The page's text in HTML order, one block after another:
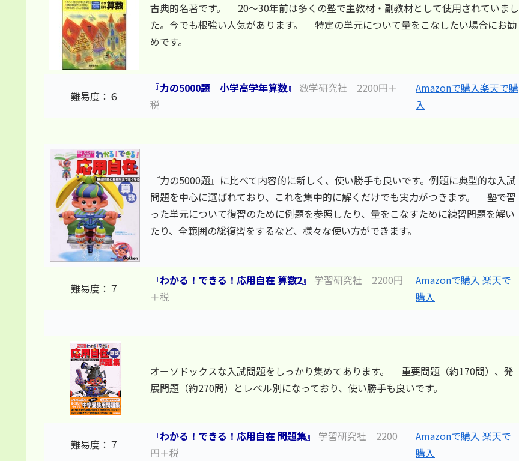
古典的名著です。 20～30年前は多くの塾で主教材・副教材として使用されていまし
た。今でも根強い人気があります。 特定の単元について量をこなしたい場合にお勧
めです。
難易度：６
『力の5000題 小学高学年算数』 数学研究社 2200円＋
税
Amazonで購入楽天で購
入
『力の5000題』に比べて内容的に新しく、使い勝手も良いです。例題に典型的な入試
問題を中心に選ばれており、これを集中的に解くだけでも実力がつきます。 塾で習
った単元について復習のために例題を参照したり、量をこなすために練習問題を解い
たり、全範囲の総復習をするなど、様々な使い方ができます。
難易度：７
『わかる！できる！応用自在 算数2』 学習研究社 2200円
＋税
Amazonで購入 楽天で
購入
オーソドックスな入試問題をしっかり集めてあります。 重要問題（約170問）、発
展問題（約270問）とレベル別になっており、使い勝手も良いです。
難易度：７
『わかる！できる！応用自在 問題集』 学習研究社 2200
円＋税
Amazonで購入 楽天で
購入